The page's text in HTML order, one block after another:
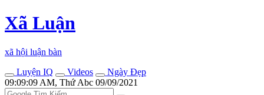
Xã Luận
xã hội luận bàn
Luyện IQ
Videos
Ngày Đẹp
09:09:09 AM, Thứ Abc 09/09/2021